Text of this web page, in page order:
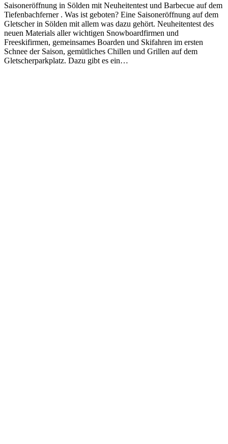
Saisoneröffnung in Sölden mit Neuheitentest und Barbecue auf dem
Tiefenbachferner . Was ist geboten? Eine Saisoneröffnung auf dem
Gletscher in Sölden mit allem was dazu gehört. Neuheitentest des
neuen Materials aller wichtigen Snowboardfirmen und
Freeskifirmen, gemeinsames Boarden und Skifahren im ersten
Schnee der Saison, gemütliches Chillen und Grillen auf dem
Gletscherparkplatz. Dazu gibt es ein…